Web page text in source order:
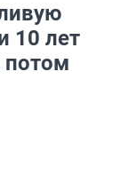
10 лет
потом